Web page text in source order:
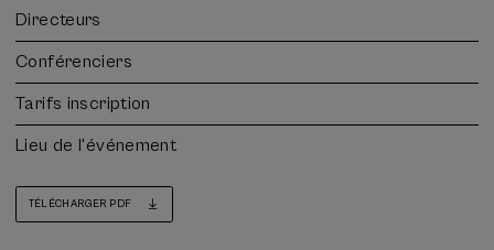
Directeurs
Conférenciers
Tarifs inscription
Lieu de l'événement
TÉLÉCHARGER PDF